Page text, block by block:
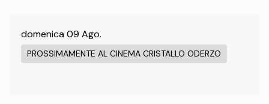
domenica 09 Ago.
PROSSIMAMENTE AL CINEMA CRISTALLO ODERZO